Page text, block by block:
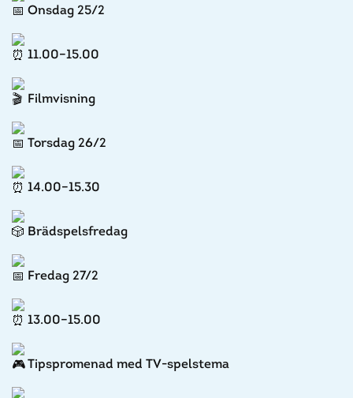
Onsdag 25/2
11.00–15.00
Filmvisning
Torsdag 26/2
14.00–15.30
Brädspelsfredag
Fredag 27/2
13.00–15.00
Tipspromenad med TV-spelstema